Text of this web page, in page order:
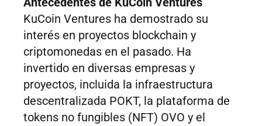
KuCoin Ventures ha demostrado su
interés en proyectos blockchain y
criptomonedas en el pasado. Ha
invertido en diversas empresas y
proyectos, incluida la infraestructura
descentralizada POKT, la plataforma de
tokens no fungibles (NFT) OVO y el